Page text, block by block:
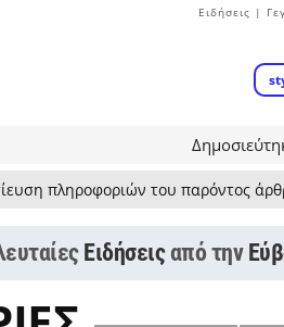
Ειδήσεις |
πληροφοριών του παρόντος
Ειδήσειςαπό την